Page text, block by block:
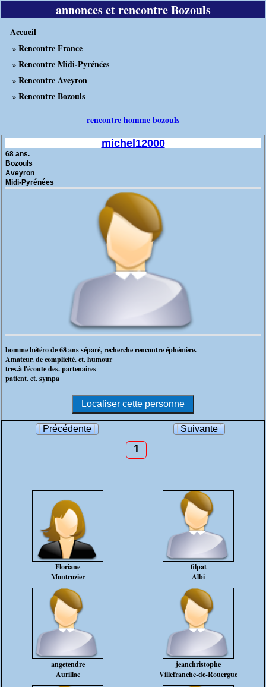
annonces et rencontre Bozouls
Accueil
» Rencontre France
» Rencontre Midi-Pyrénées
» Rencontre Aveyron
» Rencontre Bozouls
rencontre homme bozouls
michel12000
68 ans.
Bozouls
Aveyron
Midi-Pyrénées
homme hétéro de 68 ans séparé, recherche rencontre éphémère.
Amateur. de complicité. et. humour
tres.à l'écoute des. partenaires
patient. et. sympa
Précédente Suivante
1
Floriane
Montrozier
filpat
Albi
angetendre
Aurillac
jeanchristophe
Villefranche-de-Rouergue